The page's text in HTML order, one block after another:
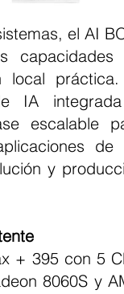
capacidades
local
IA
escalable
de
y
8060S y